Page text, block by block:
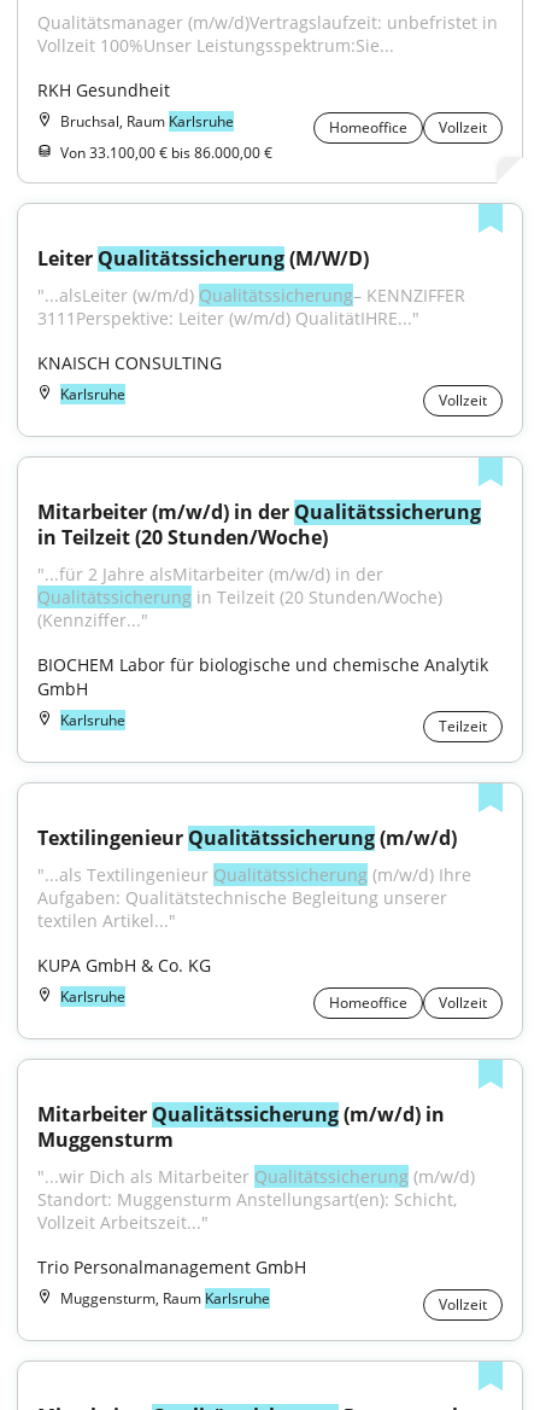
Qualitätsmanager (m/w/d)Vertragslaufzeit: unbefristet in
Vollzeit 100%Unser Leistungsspektrum:Sie...
RKH Gesundheit
Bruchsal, Raum Karlsruhe Homeoffice
Vollzeit
Von 33.100,00 € bis 86.000,00 €
Leiter Qualitätssicherung (M/W/D)
"...alsLeiter (w/m/d) Qualitätssicherung– KENNZIFFER
3111Perspektive: Leiter (w/m/d) QualitätIHRE..."
KNAISCH CONSULTING
Karlsruhe Vollzeit
Mitarbeiter (m/w/d) in der Qualitätssicherung
in Teilzeit (20 Stunden/Woche)
Qualitätssicherung in Teilzeit (20 Stunden/Woche)
(Kennziffer..."
BIOCHEM Labor für biologische und chemische Analytik
GmbH
Karlsruhe Teilzeit
Textilingenieur Qualitätssicherung (m/w/d)
"...als Textilingenieur Qualitätssicherung (m/w/d) Ihre
Aufgaben: Qualitätstechnische Begleitung unserer
textilen Artikel..."
KUPA GmbH & Co. KG
Karlsruhe Homeoffice Vollzeit
Mitarbeiter Qualitätssicherung (m/w/d) in
Muggensturm
"...wir Dich als Mitarbeiter Qualitätssicherung (m/w/d)
Standort: Muggensturm Anstellungsart(en): Schicht,
Vollzeit Arbeitszeit..."
Trio Personalmanagement GmbH
Muggensturm, Raum Karlsruhe Vollzeit